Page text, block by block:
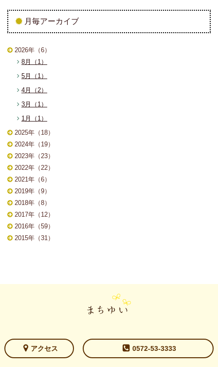
月毎アーカイブ
2026年（6）
8月（1）
5月（1）
4月（2）
3月（1）
1月（1）
2025年（18）
2024年（19）
2023年（23）
2022年（22）
2021年（6）
2019年（9）
2018年（8）
2017年（12）
2016年（59）
2015年（31）
アクセス 0572-53-3333